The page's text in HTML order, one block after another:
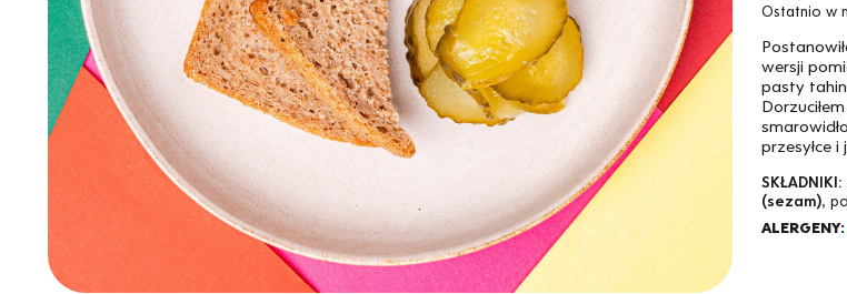
Ostatnio w
wersji
pasty
przesyłce
SKŁADNIKI:
(sezam),
ALERGENY: